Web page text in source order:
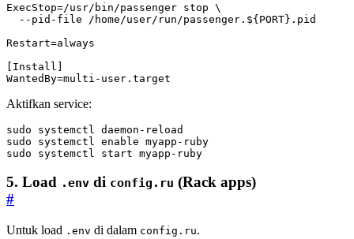
ExecStop=
  --pid-file /home/user/run/passenger.${PORT}.pid
Restart=always
[Install]
WantedBy=multi-user.target
Aktifkan service:
sudo systemctl enable
sudo systemctl start myapp-ruby
5. Load .env di config.ru (Rack apps)
#
Untuk load .env di dalam config.ru.